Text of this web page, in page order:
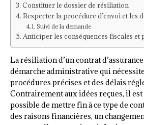
Constituer le dossier de résiliation
Respecter la procédure d’envoi et les
Suivi de la demande
Anticiper les conséquences fiscales et
La résiliation d’un contrat
démarche administrative qui
procédures précises et des délais
Contrairement aux idées reçues, il
possible de mettre fin à ce type de
des raisons financières, un